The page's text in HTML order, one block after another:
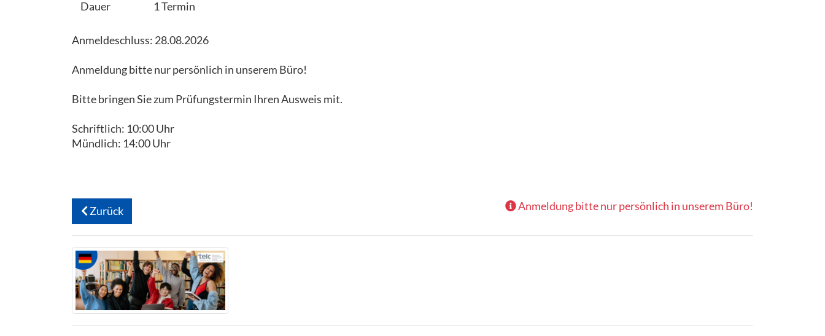
Dauer 1 Termin
Anmeldeschluss: 28.08.2026
Anmeldung bitte nur persönlich in unserem Büro!
Bitte bringen Sie zum Prüfungstermin Ihren Ausweis mit.
Schriftlich: 10:00 Uhr
Mündlich: 14:00 Uhr
Zurück Anmeldung bitte nur persönlich in unserem Büro!